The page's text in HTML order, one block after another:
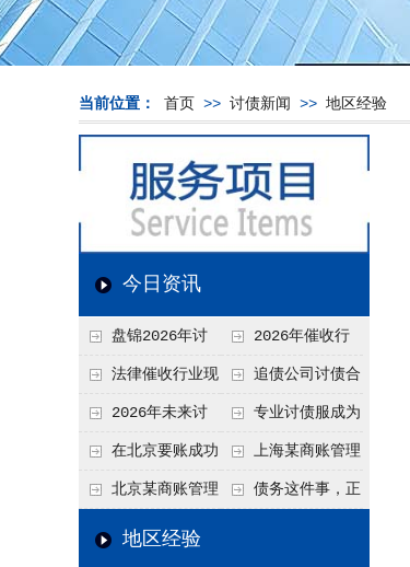
当前位置： 首页 >> 讨债新闻 >> 地区经验
今日资讯
盘锦2026年讨
债新趋势
2026年催收行
业发展现状、竞争格
局及未来趋势分析
法律催收行业现
状、合规痛点与未来
发展趋势深度解析
追债公司讨债合
法方法总结
2026年未来讨
债要账公司发展趋势
专业讨债服成为
2026年的发展趋势
在北京要账成功
率高吗？未来追账公
司发展趋势引发行业
上海某商账管理
机构聚焦合规服务
北京某商账管理
服务机构持续提升合
债务这件事，正
地区经验